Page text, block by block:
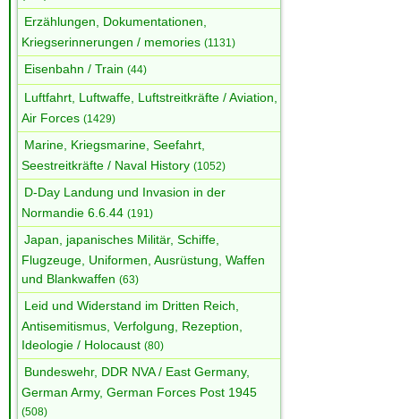
Erzählungen, Dokumentationen,
Kriegserinnerungen / memories (1131)
Eisenbahn / Train (44)
Luftfahrt, Luftwaffe, Luftstreitkräfte / Aviation,
Air Forces (1429)
Marine, Kriegsmarine, Seefahrt,
Seestreitkräfte / Naval History (1052)
D-Day Landung und Invasion in der
Normandie 6.6.44 (191)
Japan, japanisches Militär, Schiffe,
Flugzeuge, Uniformen, Ausrüstung, Waffen
und Blankwaffen (63)
Leid und Widerstand im Dritten Reich,
Antisemitismus, Verfolgung, Rezeption,
Ideologie / Holocaust (80)
Bundeswehr, DDR NVA / East Germany,
German Army, German Forces Post 1945
(508)